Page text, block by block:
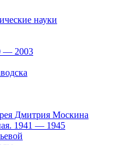
науки
— 2003
Дмитрия Москина
1941 — 1945